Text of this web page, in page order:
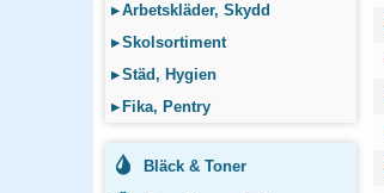
▸Arbetskläder, Skydd
▸Skolsortiment
▸Städ, Hygien
▸ Fika, Pentry
Bläck & Toner